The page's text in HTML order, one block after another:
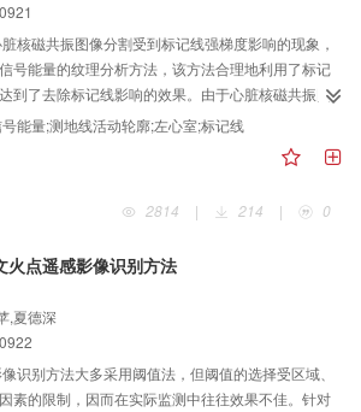
核磁共振图像分割受到标记线强梯度影响的现象，
号能量的纹理分析方法，该方法合理地利用了标记
到了去除标记线影响的效果。由于心脏核磁共振图
，本文应用测地线活动轮廓模型定义演化曲线，并
好地提取了左心室的心内膜。在提取左心室心外膜
的情形，添加了距离约束能量项，解决了依靠梯度
问题。实验与误差分析结果表明，本文方法能较好
外心膜，且具有较高的准确率。
能量;测地线活动轮廓;左心室;标记线
2814
| 214 | 0
火点遥感影像识别方法
,夏德深
识别方法大多采用阈值法，但阈值的选择受区域、
素的限制，因而在实际监测中往往效果不佳。针对